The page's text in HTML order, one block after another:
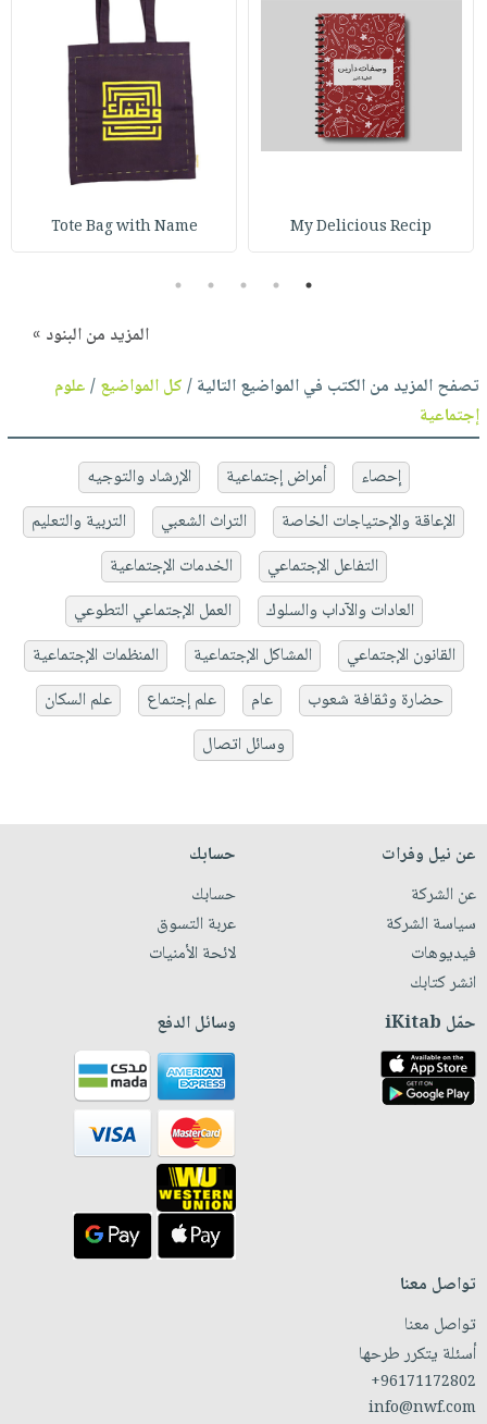
My Delicious Recip
Tote Bag with Name
1
2
3
4
5
المزيد من البنود »
تصفح المزيد من الكتب في المواضيع التالية /كل المواضيع/علوم
إجتماعية
إحصاء أمراض إجتماعية
الإرشاد والتوجيه
الإعاقة والإحتياجات الخاصة
التراث الشعبي
التربية والتعليم
التفاعل الإجتماعي
الخدمات الإجتماعية
العادات والآداب والسلوك
العمل الإجتماعي التطوعي
القانون الإجتماعي
المشاكل الإجتماعية
المنظمات الإجتماعية
حضارة وثقافة شعوب
عام علم إجتماع
علم السكان
وسائل اتصال
عن نيل وفرات
عن الشركة
سياسة الشركة
فيديوهات
انشر كتابك
حسابك
حسابك
عربة التسوق
لائحة الأمنيات
حمّل iKitab وسائل الدفع
تواصل معنا
تواصل معنا
أسئلة يتكرر طرحها
+96171172802
info@nwf.com